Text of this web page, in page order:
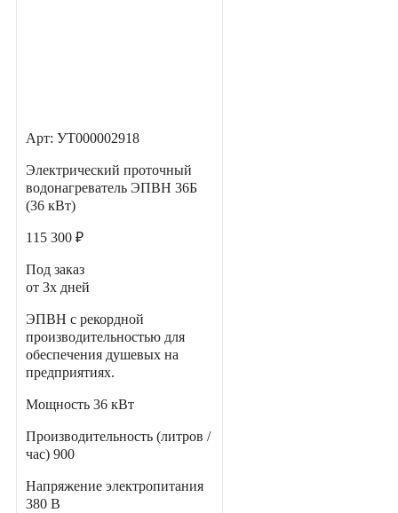
Арт: УТ000002918
Электрический проточный
водонагреватель ЭПВН 36Б
(36 кВт)
115 300 ₽
Под заказ
от 3х дней
ЭПВН с рекордной
производительностью для
обеспечения душевых на
предприятиях.
Мощность 36 кВт
Производительность (литров /
час) 900
Напряжение электропитания
380 В